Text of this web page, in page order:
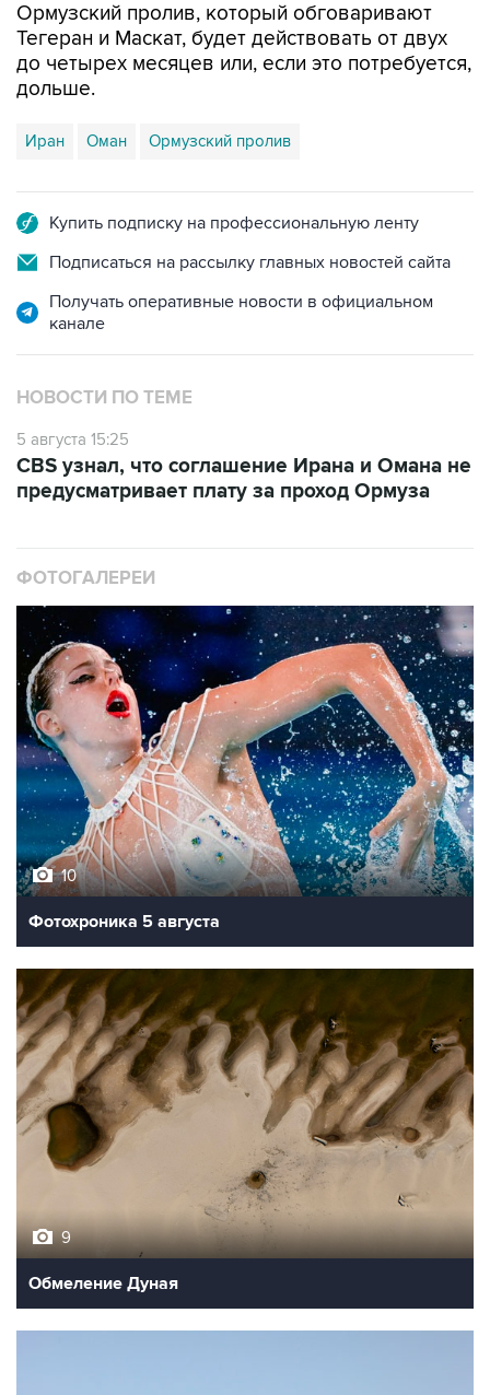
Ормузский пролив, который обговаривают
Тегеран и Маскат, будет действовать от двух
до четырех месяцев или, если это потребуется,
дольше.
Иран Оман Ормузский пролив
Купить подписку на профессиональную ленту
Подписаться на рассылку главных новостей сайта
Получать оперативные новости в официальном
канале
НОВОСТИ ПО ТЕМЕ
5 августа 15:25
CBS узнал, что соглашение Ирана и Омана не
предусматривает плату за проход Ормуза
ФОТОГАЛЕРЕИ
10
Фотохроника 5 августа
9
Обмеление Дуная